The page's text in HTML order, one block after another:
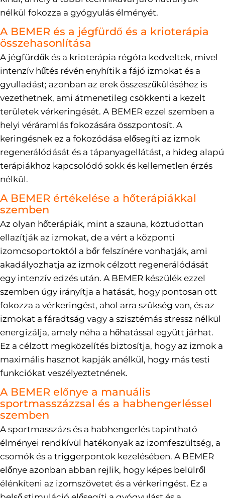
nélkül fokozza a gyógyulás élményét.
A BEMER és a jégfürdő és a krioterápia
összehasonlítása
A jégfürdők és a krioterápia régóta kedveltek, mivel
intenzív hűtés révén enyhítik a fájó izmokat és a
gyulladást; azonban az erek összeszűküléséhez is
vezethetnek, ami átmenetileg csökkenti a kezelt
területek vérkeringését. A BEMER ezzel szemben a
helyi véráramlás fokozására összpontosít. A
keringésnek ez a fokozódása elősegíti az izmok
regenerálódását és a tápanyagellátást, a hideg alapú
terápiákhoz kapcsolódó sokk és kellemetlen érzés
nélkül.
A BEMER értékelése a hőterápiákkal
szemben
Az olyan hőterápiák, mint a szauna, köztudottan
ellazítják az izmokat, de a vért a központi
izomcsoportoktól a bőr felszínére vonhatják, ami
akadályozhatja az izmok célzott regenerálódását
egy intenzív edzés után. A BEMER készülék ezzel
szemben úgy irányítja a hatását, hogy pontosan ott
fokozza a vérkeringést, ahol arra szükség van, és az
izmokat a fáradtság vagy a szisztémás stressz nélkül
energizálja, amely néha a hőhatással együtt járhat.
Ez a célzott megközelítés biztosítja, hogy az izmok a
maximális hasznot kapják anélkül, hogy más testi
funkciókat veszélyeztetnének.
A BEMER előnye a manuális
sportmasszázzsal és a habhengerléssel
szemben
A sportmasszázs és a habhengerlés tapintható
élményei rendkívül hatékonyak az izomfeszültség, a
csomók és a triggerpontok kezelésében. A BEMER
előnye azonban abban rejlik, hogy képes belülről
élénkíteni az izomszövetet és a vérkeringést. Ez a